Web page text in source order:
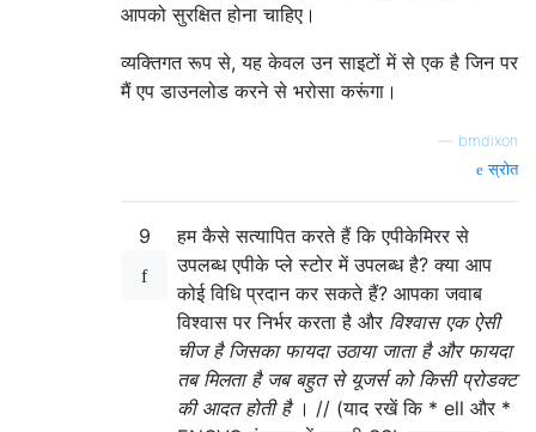
आपको सुरक्षित होना चाहिए।
व्यक्तिगत रूप से, यह केवल उन साइटों में से एक है जिन पर
मैं एप डाउनलोड करने से भरोसा करूंगा।
bmdixon
स्रोत
9
हम कैसे सत्यापित करते हैं कि एपीकेमिरर से
उपलब्ध एपीके प्ले स्टोर में उपलब्ध है? क्या आप
कोई विधि प्रदान कर सकते हैं? आपका जवाब
विश्वास पर निर्भर करता है और विश्वास एक ऐसी
चीज है जिसका फायदा उठाया जाता है और फायदा
तब मिलता है जब बहुत से यूजर्स को किसी प्रोडक्ट
की आदत होती है। // (याद रखें कि * ell और *